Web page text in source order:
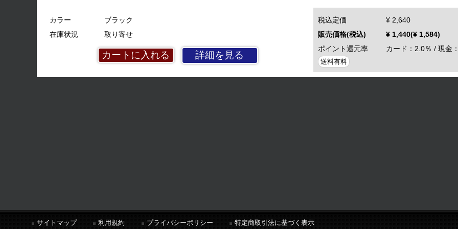
カラー
ブラック
在庫状況
取り寄せ
詳細を見る
税込定価
¥ 2,640
販売価格(税込)
¥ 1,440(¥ 1,584)
ポイント還元率
カード：2.0％ / 現金
送料有料
サイトマップ 利用規約 プライバシーポリシー 特定商取引法に基づく表示